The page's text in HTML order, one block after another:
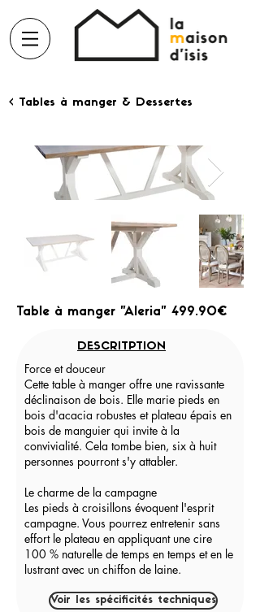
< Tables à manger & Dessertes
Table à manger "Aleria" 499.90€
DESCRITPTION
Force et douceur
Cette table à manger offre une ravissante
déclinaison de bois. Elle marie pieds en
bois d'acacia robustes et plateau épais en
bois de manguier qui invite à la
convivialité. Cela tombe bien, six à huit
personnes pourront s'y attabler.
Le charme de la campagne
Les pieds à croisillons évoquent l'esprit
campagne. Vous pourrez entretenir sans
effort le plateau en appliquant une cire
100 % naturelle de temps en temps et en le
lustrant avec un chiffon de laine.
Voir les spécificités techniques